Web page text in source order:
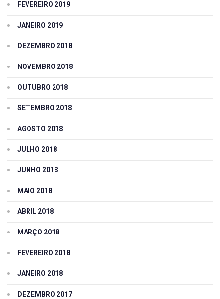
FEVEREIRO 2019
JANEIRO 2019
DEZEMBRO 2018
NOVEMBRO 2018
OUTUBRO 2018
SETEMBRO 2018
AGOSTO 2018
JULHO 2018
JUNHO 2018
MAIO 2018
ABRIL 2018
MARÇO 2018
FEVEREIRO 2018
JANEIRO 2018
DEZEMBRO 2017